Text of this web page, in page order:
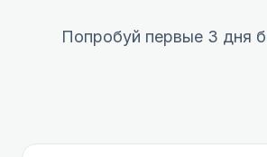
Попробуй первые 3 дня